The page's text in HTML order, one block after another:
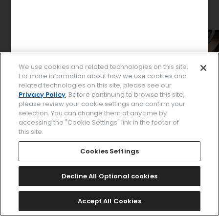
パーツを選択してください
このデザインで決定する
We use cookies and related technologies on this site.
For more information about how we use cookies and
related technologies on this site, please see our
Privacy Policy. Before continuing to browse this site,
please review your cookie settings and confirm your
selection. You can change them at any time by
accessing the "Cookie Settings" link in the footer of
this site.
Cookies Settings
Decline All Optional cookies
Accept All Cookies